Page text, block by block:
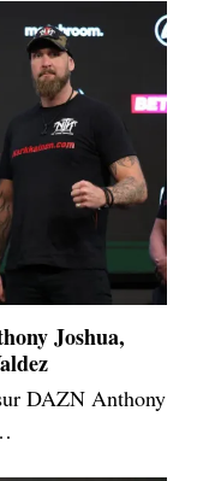
Joshua,
DAZN Anthony